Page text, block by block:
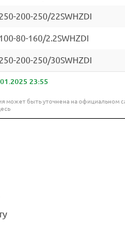
200-250/22SWHZDI
80-160/2.2SWHZDI
200-250/30SWHZDI
23:55
может быть уточнена на официальном